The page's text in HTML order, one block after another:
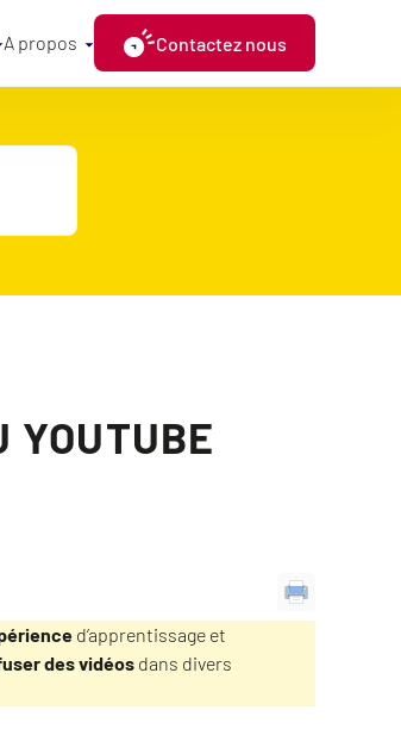
A propos Contactez nous
YOUTUBE
d’apprentissage et
des vidéos dans divers